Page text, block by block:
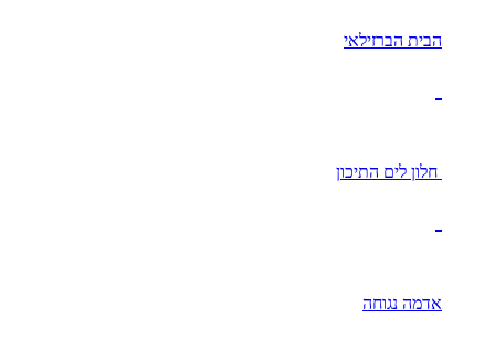
הבית הברזילאי
חלון לים התיכון
אדמה נגוחה